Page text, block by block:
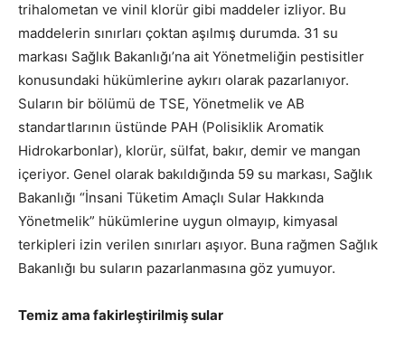
trihalometan ve vinil klorür gibi maddeler izliyor. Bu
maddelerin sınırları çoktan aşılmış durumda. 31 su
markası Sağlık Bakanlığı’na ait Yönetmeliğin pestisitler
konusundaki hükümlerine aykırı olarak pazarlanıyor.
Suların bir bölümü de TSE, Yönetmelik ve AB
standartlarının üstünde PAH (Polisiklik Aromatik
Hidrokarbonlar), klorür, sülfat, bakır, demir ve mangan
içeriyor. Genel olarak bakıldığında 59 su markası, Sağlık
Bakanlığı “İnsani Tüketim Amaçlı Sular Hakkında
Yönetmelik” hükümlerine uygun olmayıp, kimyasal
terkipleri izin verilen sınırları aşıyor. Buna rağmen Sağlık
Bakanlığı bu suların pazarlanmasına göz yumuyor.
Temiz ama fakirleştirilmiş sular